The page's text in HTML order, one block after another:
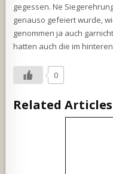
gegessen. Ne
genauso gefeiert wurde,
genommen ja auch
hatten auch die im
0
Related Articles